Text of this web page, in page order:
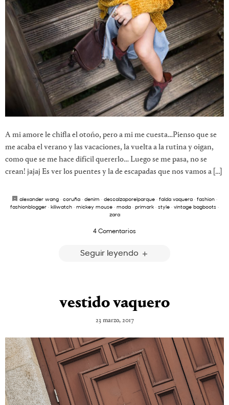
A mi amore le chifla el otoño, pero a mi me cuesta…Pienso que se
me acaba el verano y las vacaciones, la vuelta a la rutina y oigan,
como que se me hace difícil quererlo… Luego se me pasa, no se
crean! jajaj Es ver los puentes y la de escapadas que nos vamos a […]
alexander wang · coruña · denim · descalzaporelparque · falda vaquera · fashion ·
fashionblogger · kiliwatch · mickey mouse · moda · primark · style · vintage bagboots ·
zara
4 Comentarios
Seguir leyendo
vestido vaquero
23 marzo, 2017